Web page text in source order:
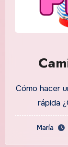
Cómo hacer una camiseta para perros: guía fácil y
rápida
María